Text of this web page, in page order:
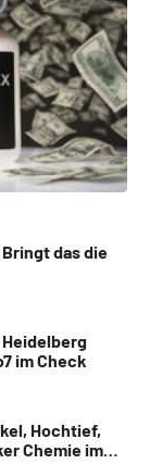
das die
im Check
Hochtief,
Chemie im